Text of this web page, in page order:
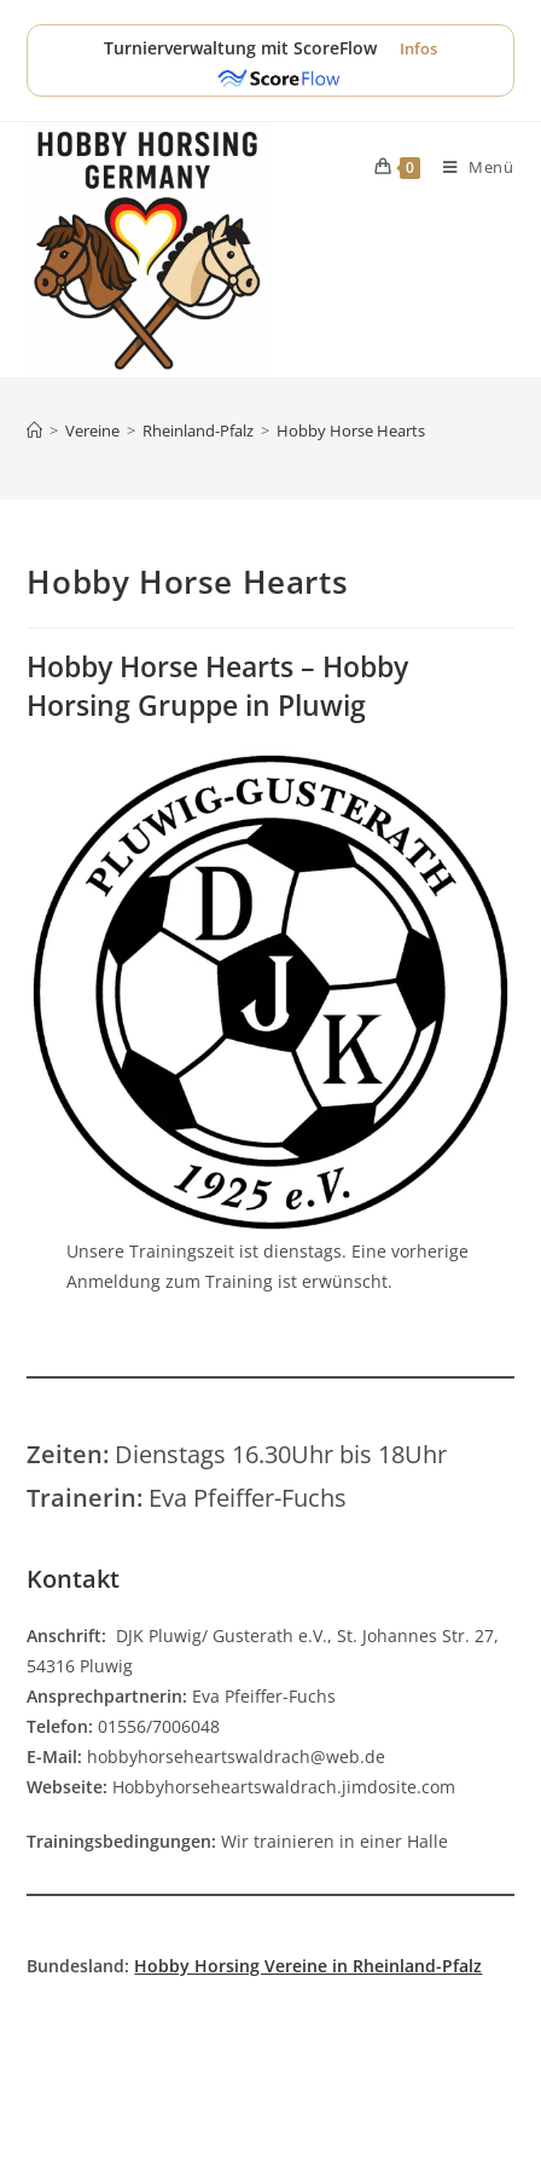
Inhalt
Turnierverwaltung mit ScoreFlow Infos
0 Menü
> Vereine > Rheinland-Pfalz > Hobby Horse Hearts
Hobby Horse Hearts
Hobby Horse Hearts – Hobby
Horsing Gruppe in Pluwig
Unsere Trainingszeit ist dienstags. Eine vorherige
Anmeldung zum Training ist erwünscht.
Zeiten: Dienstags 16.30Uhr bis 18Uhr
Trainerin: Eva Pfeiffer-Fuchs
Kontakt
Anschrift: DJK Pluwig/ Gusterath e.V., St. Johannes Str. 27,
54316 Pluwig
Ansprechpartnerin: Eva Pfeiffer-Fuchs
Telefon: 01556/7006048
E-Mail: hobbyhorseheartswaldrach@web.de
Webseite: Hobbyhorseheartswaldrach.jimdosite.com
Trainingsbedingungen: Wir trainieren in einer Halle
Bundesland: Hobby Horsing Vereine in Rheinland-Pfalz